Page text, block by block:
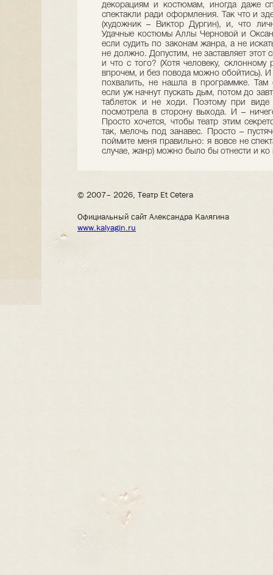
декорациям и костюмам, иногда даже
спектакли ради оформления. Так что и
(художник – Виктор Дургин), и, что
Удачные костюмы Аллы Черновой и
если судить по законам жанра, а не
не должно. Допустим, не заставляет этот
и что с того? (Хотя человеку,
впрочем, и без повода можно обойтись).
похвалить, не нашла в программке. Там
если уж начнут пускать дым, потом до
таблеток и не ходи. Поэтому при виде
посмотрела в сторону выхода. И –
Просто хочется, чтобы театр этим
так, мелочь под занавес. Просто –
поймите меня правильно: я вовсе не
случае, жанр) можно было бы отнести и ко
© 2007– 2026, Театр Et Cetera
Официальный сайт Александра Калягина
www.kalyagin.ru